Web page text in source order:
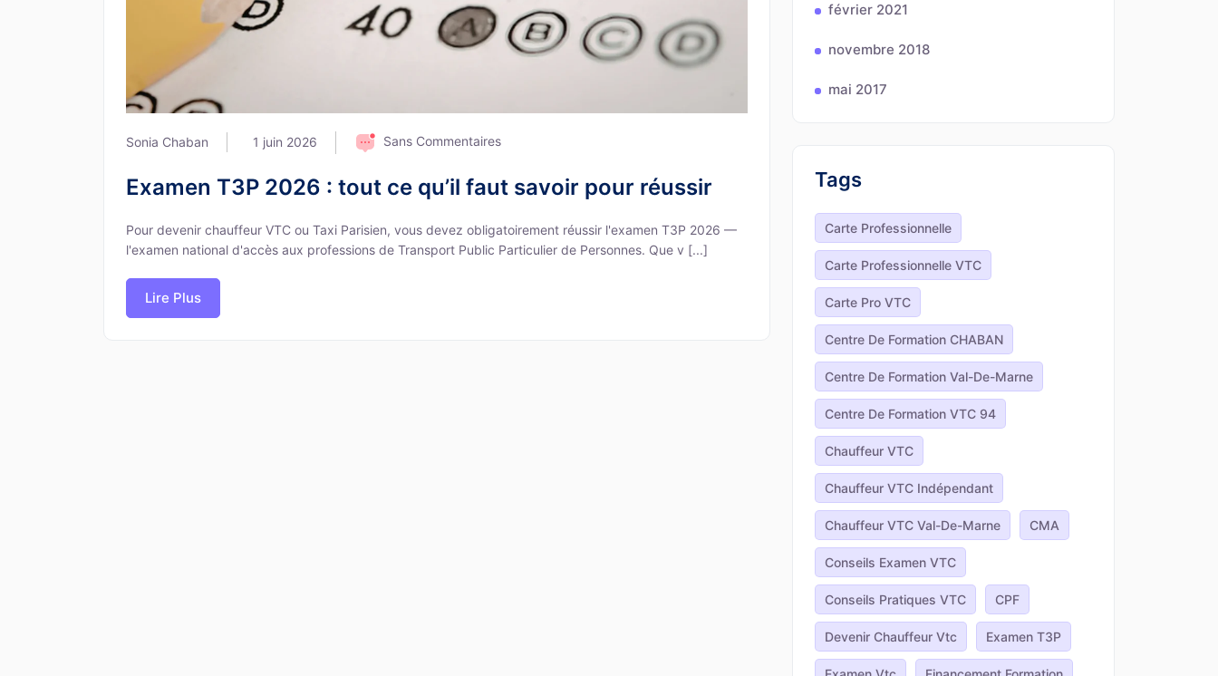
Sonia Chaban 1 juin 2026 Sans Commentaires
Examen T3P 2026 : tout ce qu’il faut savoir pour réussir
Pour devenir chauffeur VTC ou Taxi Parisien, vous devez obligatoirement réussir l'examen T3P 2026 —
l'examen national d'accès aux professions de Transport Public Particulier de Personnes. Que v [...]
Lire Plus
février 2021
novembre 2018
mai 2017
Tags
Carte Professionnelle
Carte Professionnelle VTC
Carte Pro VTC
Centre De Formation CHABAN
Centre De Formation Val-De-Marne
Centre De Formation VTC 94
Chauffeur VTC
Chauffeur VTC Indépendant
Chauffeur VTC Val-De-Marne CMA
Conseils Examen VTC
Conseils Pratiques VTC CPF
Devenir Chauffeur Vtc Examen T3P